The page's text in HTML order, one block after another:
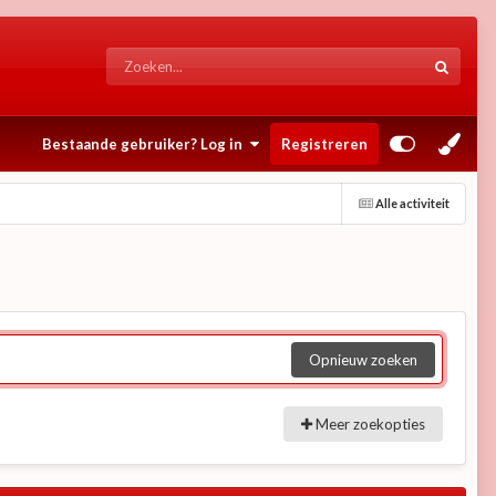
Bestaande gebruiker? Log in Registreren
Alle activiteit
Opnieuw zoeken
Meer zoekopties